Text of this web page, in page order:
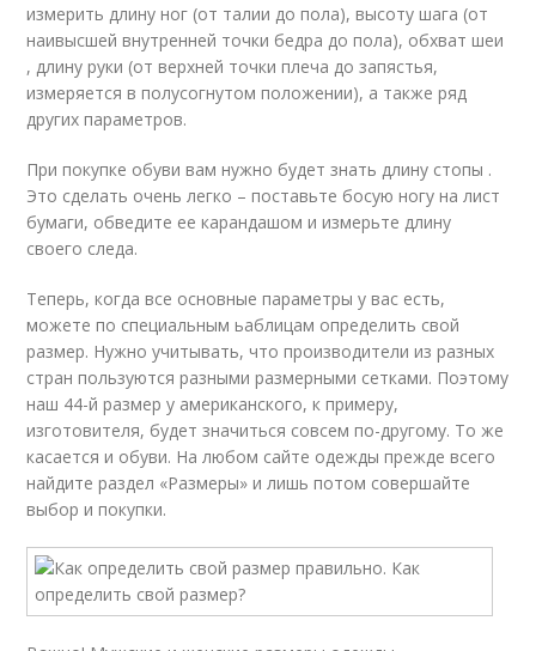
измерить длину ног (от талии до пола), высоту шага (от
наивысшей внутренней точки бедра до пола), обхват шеи
, длину руки (от верхней точки плеча до запястья,
измеряется в полусогнутом положении), а также ряд
других параметров.
При покупке обуви вам нужно будет знать длину стопы .
Это сделать очень легко – поставьте босую ногу на лист
бумаги, обведите ее карандашом и измерьте длину
своего следа.
Теперь, когда все основные параметры у вас есть,
можете по специальным ьаблицам определить свой
размер. Нужно учитывать, что производители из разных
стран пользуются разными размерными сетками. Поэтому
наш 44-й размер у американского, к примеру,
изготовителя, будет значиться совсем по-другому. То же
касается и обуви. На любом сайте одежды прежде всего
найдите раздел «Размеры» и лишь потом совершайте
выбор и покупки.